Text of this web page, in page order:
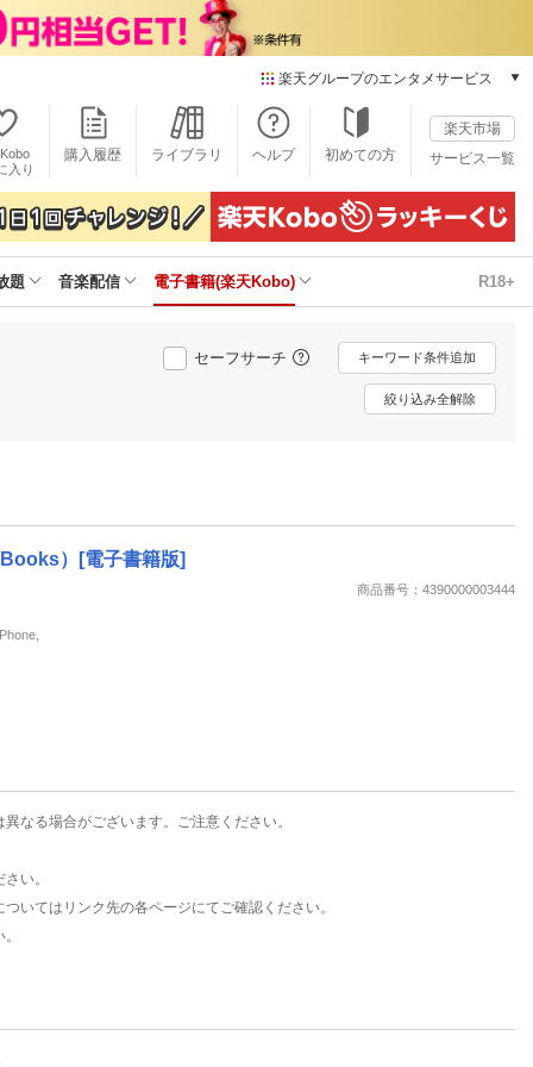
楽天グループのエンタメサービス
本/ゲーム/CD/DVD
楽天ブックス
電子書籍
楽天Kobo
雑誌読み放題
楽天ミュージック
動画配信
楽天TV
動画配信ガイド
推し楽
入り
購入履歴 ライブラリ ヘルプ 初めての方
楽天市場
サービス一覧
題 音楽配信 電子書籍(楽天Kobo) R18+
セーフサーチ キーワード条件追加
絞り込み全解除
）[電子書籍版]
商品番号：4390000003444
なる場合がございます。ご注意ください。
い。
いてはリンク先の各ページにてご確認ください。